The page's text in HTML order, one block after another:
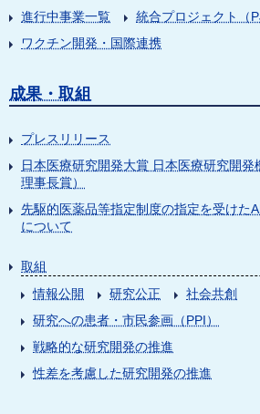
進行中事業一覧
統合プロジェクト（
ワクチン開発・国際連携
成果・取組
プレスリリース
日本医療研究開発大賞 日本医療研究開
理事長賞）
先駆的医薬品等指定制度の指定を受けた
について
取組
情報公開
研究公正
社会共創
研究への患者・市民参画（PPI）
戦略的な研究開発の推進
性差を考慮した研究開発の推進